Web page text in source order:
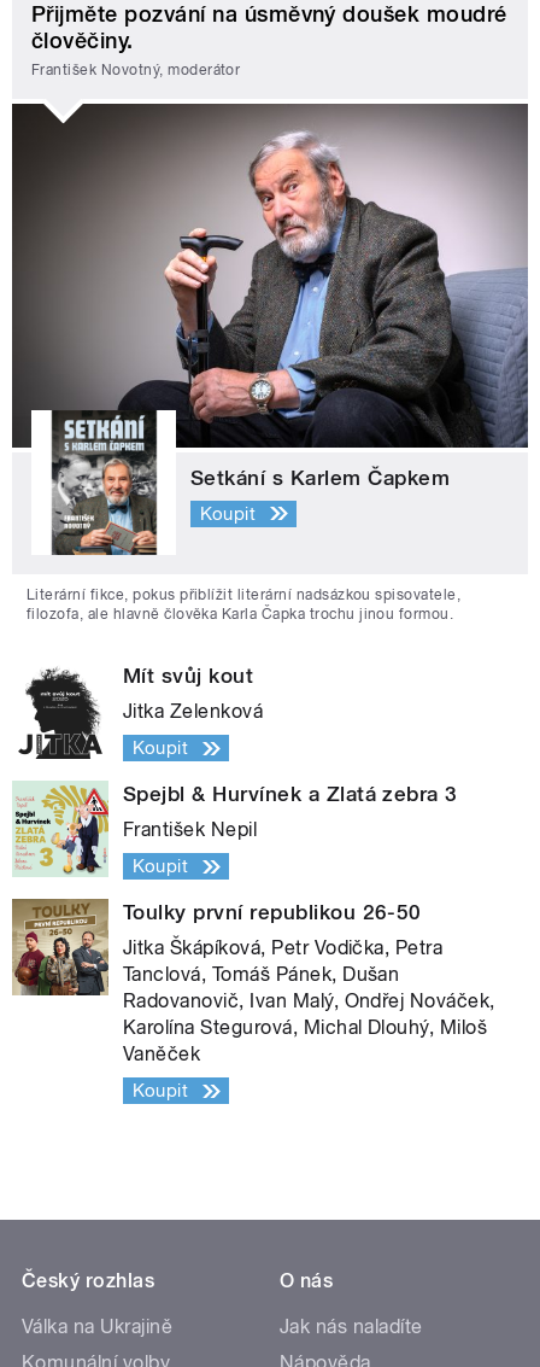
Přijměte pozvání na úsměvný doušek moudré
člověčiny.
František Novotný, moderátor
Setkání s Karlem Čapkem
Koupit
Literární fikce, pokus přiblížit literární nadsázkou spisovatele,
filozofa, ale hlavně člověka Karla Čapka trochu jinou formou.
Mít svůj kout
Jitka Zelenková
Koupit
Spejbl & Hurvínek a Zlatá zebra 3
František Nepil
Koupit
Toulky první republikou 26-50
Jitka Škápíková, Petr Vodička, Petra
Tanclová, Tomáš Pánek, Dušan
Radovanovič, Ivan Malý, Ondřej Nováček,
Karolína Stegurová, Michal Dlouhý, Miloš
Vaněček
Koupit
Český rozhlas
Válka na Ukrajině
O nás
Jak nás naladíte